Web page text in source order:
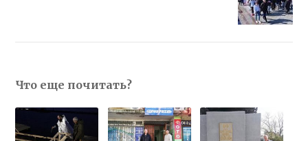
Что еще почитать?